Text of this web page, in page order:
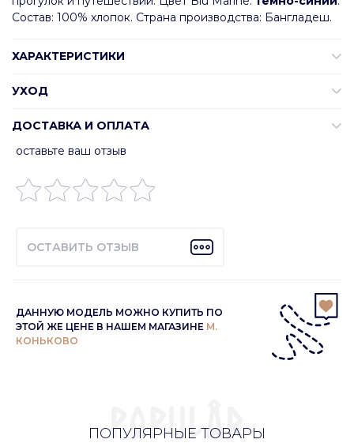
Состав: 100% хлопок. Страна производства: Бангладеш.
ХАРАКТЕРИСТИКИ
УХОД
ДОСТАВКА И ОПЛАТА
оставьте ваш отзыв
ОСТАВИТЬ ОТЗЫВ
ДАННУЮ МОДЕЛЬ МОЖНО КУПИТЬ ПО
ЭТОЙ ЖЕ ЦЕНЕ В НАШЕМ МАГАЗИНЕ М.
КОНЬКОВО
ПОПУЛЯРНЫЕ ТОВАРЫ